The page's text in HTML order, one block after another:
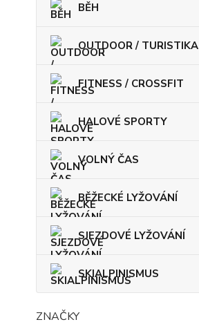
BĚH
OUTDOOR / TURISTIKA
FITNESS / CROSSFIT
HALOVÉ SPORTY
VOLNÝ ČAS
BĚŽECKÉ LYŽOVÁNÍ
SJEZDOVÉ LYŽOVÁNÍ
SKIALPINISMUS
ZNAČKY